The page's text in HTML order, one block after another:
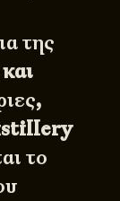
της
,
το